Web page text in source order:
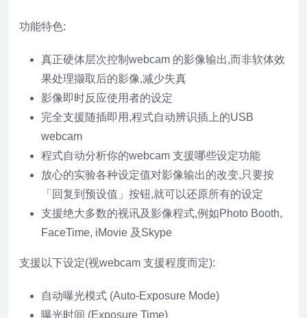
功能特色:
真正硬体层次控制webcam 的影像输出,而非软体效
果处理撷取后的影像,减少失真
影像即时反应使用者的设定
完全支援随插即用,程式自动辨识插上的USB
webcam
程式自动分析你的webcam 支援哪些设定功能
放心的实验各种设定值对影像输出的改变,只要按
「回复到预设值」按钮,就可以还原所有的设定
支援绝大多数的视讯及影像程式,例如Photo Booth,
FaceTime, iMovie 及Skype
支援以下设定(视webcam 支援程度而定):
自动曝光模式 (Auto-Exposure Mode)
曝光时间 (Exposure Time)